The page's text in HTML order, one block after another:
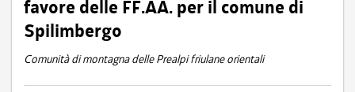
favore delle FF.AA. per il comune di
Spilimbergo
Comunità di montagna delle Prealpi friulane orientali